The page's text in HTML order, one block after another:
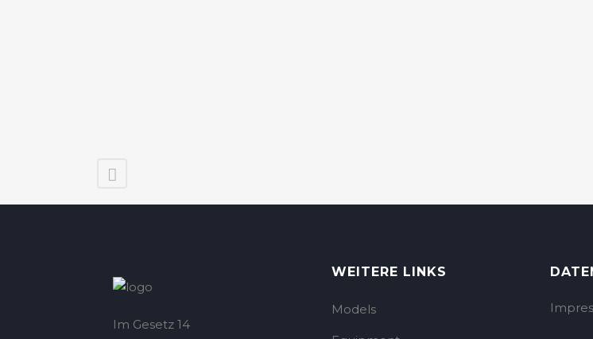
Im Gesetz 14
WEITERE LINKS
Models